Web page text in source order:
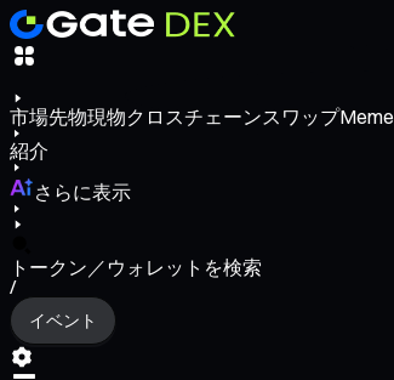
市場先物現物クロスチェーンスワップMeme
紹介
さらに表示
トークン／ウォレットを検索
/
イベント